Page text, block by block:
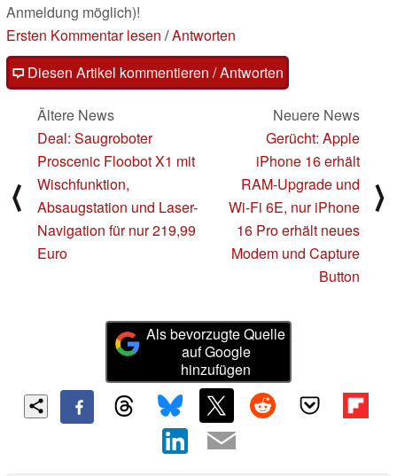
Anmeldung möglich)!
Ersten Kommentar lesen /Antworten
Diesen Artikel kommentieren / Antworten
⟨
Ältere News
Deal: Saugroboter
Proscenic Floobot X1 mit
Wischfunktion,
Absaugstation und Laser-
Navigation für nur 219,99
Euro
Neuere News
Gerücht: Apple
iPhone 16 erhält
RAM-Upgrade und
Wi-Fi 6E, nur iPhone
16 Pro erhält neues
Modem und Capture
Button
⟩
Als bevorzugte Quelle
auf Google
hinzufügen